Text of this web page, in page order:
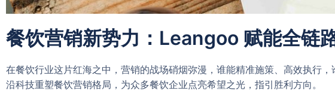
餐饮营销新势力：Leangoo 赋能全链
在餐饮行业这片红海之中，营销的战场硝烟弥漫，谁能精准施策、高效执行
沿科技重塑餐饮营销格局，为众多餐饮企业点亮希望之光，指引胜利方向。